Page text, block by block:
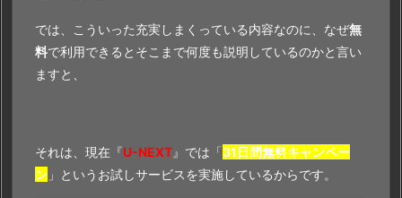
では、こういった充実しまくっている内容なのに、なぜ無
料で利用できるとそこまで何度も説明しているのかと言い
ますと、
それは、現在『U-NEXT』では「31日間無料キャンペー
ン 」というお試しサービスを実施しているからです。